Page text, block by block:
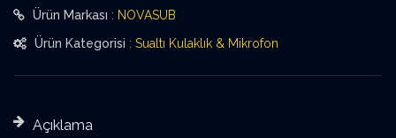
Ürün Markası : NOVASUB
Ürün Kategorisi : Sualtı Kulaklık & Mikrofon
Açıklama